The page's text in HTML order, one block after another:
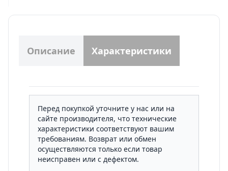
Описание Характеристики
Перед покупкой уточните у нас или на
сайте производителя, что технические
характеристики соответствуют вашим
требованиям. Возврат или обмен
осуществляются только если товар
неисправен или с дефектом.